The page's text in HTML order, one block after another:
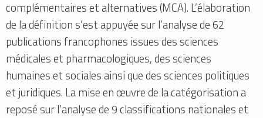
complémentaires et alternatives (MCA). L’élaboration
de la définition s’est appuyée sur l’analyse de 62
publications francophones issues des sciences
médicales et pharmacologiques, des sciences
humaines et sociales ainsi que des sciences politiques
et juridiques. La mise en œuvre de la catégorisation a
reposé sur l’analyse de 9 classifications nationales et